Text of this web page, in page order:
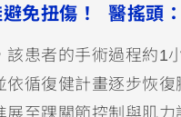
免扭傷！ 醫搖頭
該患者的手術過程約1
依循復健計畫逐步恢